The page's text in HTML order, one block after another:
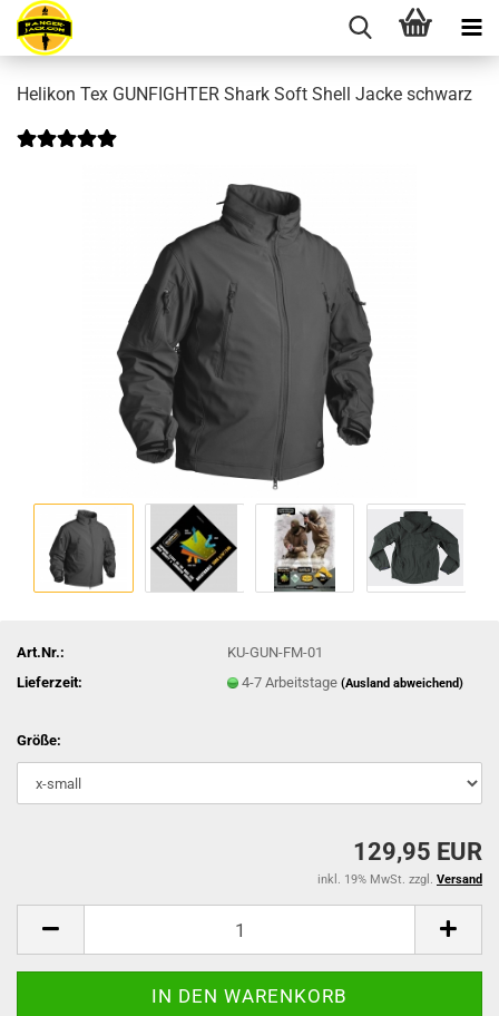
Helikon Tex GUNFIGHTER Shark Soft Shell Jacke schwarz
Art.Nr.:
KU-GUN-FM-01
Lieferzeit:
4-7 Arbeitstage(Ausland abweichend)
Größe:
129,95 EUR
inkl. 19% MwSt. zzgl. Versand